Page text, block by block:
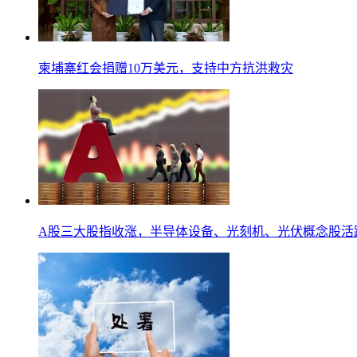
柬埔寨红会捐赠10万美元，支持中方抗洪救灾
A股三大股指收涨，半导体设备、光刻机、光伏概念股活